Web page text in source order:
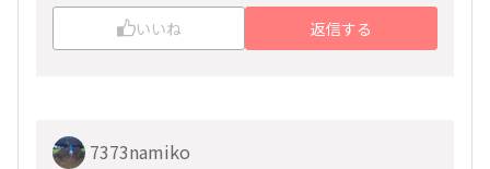
いいね 返信する
7373namiko